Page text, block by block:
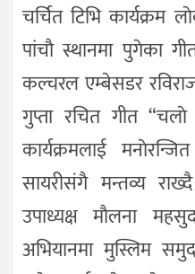
चर्चित टिभि कार्यक्रम
पांचाै स्थानमा पुगेका
कल्चरल एम्बेसडर
गुप्ता रचित गीत
कार्यक्रमलाई
सायरीसंगै मन्तव्य
उपाध्यक्ष माैलना
अभियानमा मुस्लिम